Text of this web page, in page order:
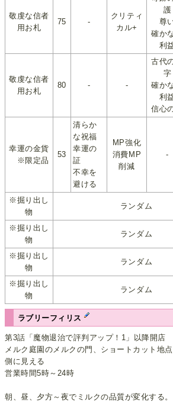
敬虔な信者
用お札
75 -
クリティ
カル+
護
尊
確か
利
敬虔な信者
用お札
80 - -
古代
字
確か
利
信心
幸運の金貨
※限定品
53
清らか
な祝福
幸運の
証
不幸を
避ける
MP強化
消費MP
削減
-
※掘り出し
物
ランダム
※掘り出し
物
ランダム
※掘り出し
物
ランダム
※掘り出し
物
ランダム
ラブリーフィリス
第3話「魔物退治で評判アップ！1」以降開店
メルク庭園のメルクの門、ショートカット地
側に見える
営業時間5時～24時
朝、昼、夕方～夜でミルクの品質が変化する。